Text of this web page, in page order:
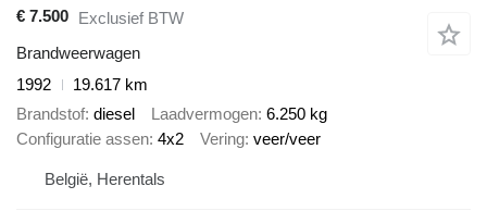
€ 7.500 Exclusief BTW
Brandweerwagen
1992
19.617 km
Brandstof diesel Laadvermogen 6.250 kg
Configuratie assen 4x2 Vering veer/veer
België, Herentals